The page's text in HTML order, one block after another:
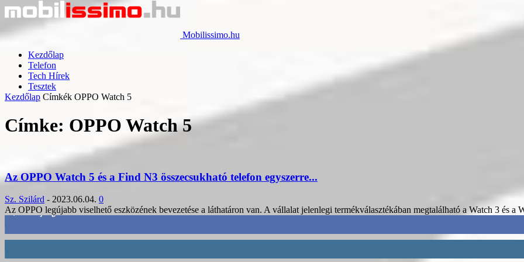
Mobilissimo.hu
Kezdőlap
Telefon
Tech Hírek
Tesztek
Kezdőlap Címkék OPPO Watch 5
Címke: OPPO Watch 5
Az OPPO Watch 5 és a Find N3 összecsukható telefon egyszerre...
Sz. Szilárd - 2023.06.04. 0
Az OPPO legújabb viselhető eszközének bevezetése a láthatáron van. A vállalat jelenlegi termékválasztékában megtalálható a Watch 3 és a
3,452 Rajongók